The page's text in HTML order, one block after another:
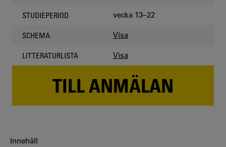
STUDIEPERIOD vecka 13–22
SCHEMA Visa
LITTERATURLISTA Visa
TILL ANMÄLAN
Innehåll